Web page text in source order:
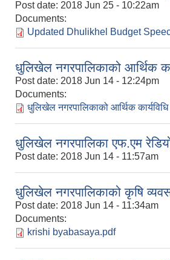
Post date: 2018 Jun 25 - 10:22am
Documents:
Updated Dhulikhel Budget
धुलिखेल नगरपालिकाको आर्थिक
Post date: 2018 Jun 14 - 12:24pm
Documents:
धुलिखेल नगरपालिकाको आर्थिक
धुलिखेल नगरपालिका एफ.एम
Post date: 2018 Jun 14 - 11:57am
धुलिखेल नगरपालिकाको कृषि
Post date: 2018 Jun 14 - 11:34am
Documents:
krishi byabasaya.pdf